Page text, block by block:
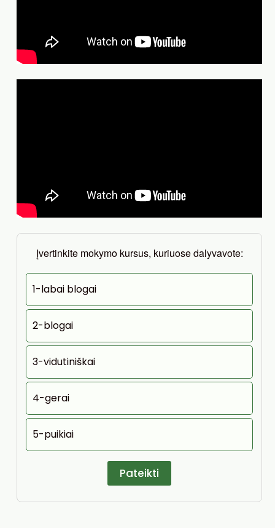
Įvertinkite mokymo kursus, kuriuose dalyvavote:
1-labai blogai
2-blogai
3-vidutiniškai
4-gerai
5-puikiai